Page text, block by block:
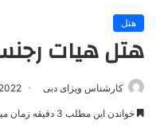
هتل
هتل هیات
کارشناس ویزای دبی
خواندن این مطلب 3 دقیقه زمان میبرد